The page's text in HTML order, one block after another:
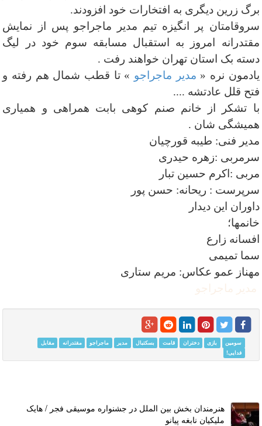
برگ زرین دیگری به افتخارات خود افزودند.
سروقامتان پر انگیزه تیم مدیر ماجراجو پس از نمایش
مقتدرانه امروز به استقبال مسابقه سوم خود در لیگ
دسته بک استان تهران خواهند رفت .
یادمون نره « مدیر ماجراجو » تا قطب شمال هم رفته و
فتح قلل عادتشه ....
با تشکر از خانم صنم کوهی بابت همراهی و همیاری
همیشگی شان .
مدیر فنی: طیبه قورچیان
سرمربی :زهره حیدری
مربی :اکرم حسین تبار
سرپرست : ریحانه: حسن پور
داوران این دیدار
خانمها؛
افسانه زارع
سما تمیمی
مهناز عمو عکاس: مریم ستاری
مدیر ماجراجو
سومین بازی دختران قامت بسکتبال مدیر ماجراجو مقتدرانه
مقابل
فدایی!
هنرمندان بخش بین الملل در جشنواره موسیقی فجر / هایک
ملیکیان نابغه پیانو